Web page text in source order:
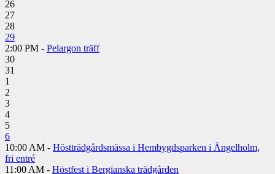
26
27
28
29
2:00 PM - Pelargon träff
30
31
1
2
3
4
5
6
10:00 AM - Höstträdgårdsmässa i Hembygdsparken i Ängelholm,
fri entré
11:00 AM - Höstfest i Bergianska trädgården